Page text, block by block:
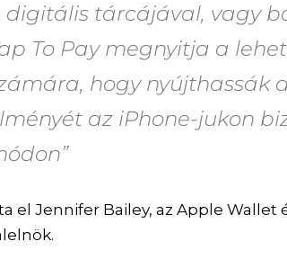
digitális tárcájával, vagy
To Pay megnyitja a
hogy nyújthassák
az iPhone-jukon
el Jennifer Bailey, az Apple Wallet